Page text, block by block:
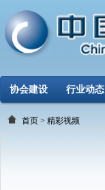
协会建设 行业动态
首页 > 精彩视频